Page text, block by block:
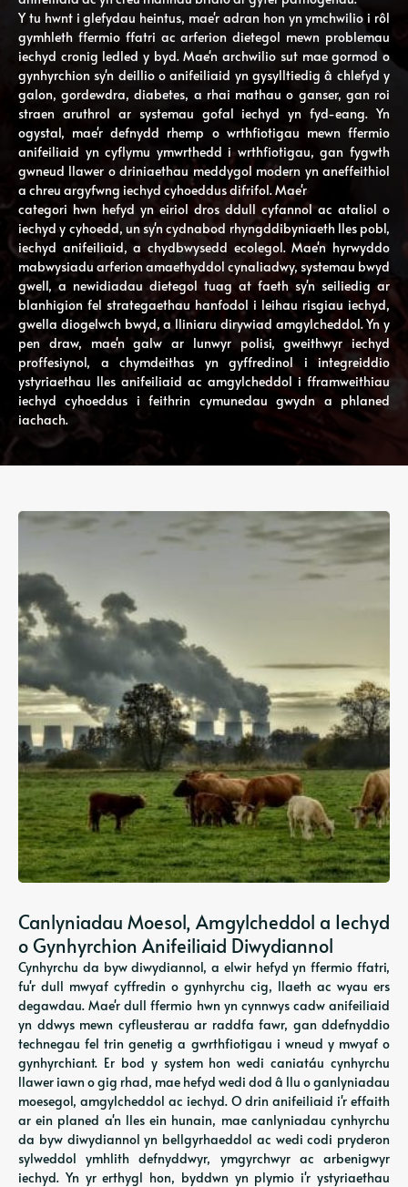
Y tu hwnt i glefydau heintus, mae'r adran hon yn ymchwilio i rôl
gymhleth ffermio ffatri ac arferion dietegol mewn problemau
iechyd cronig ledled y byd. Mae'n archwilio sut mae gormod o
gynhyrchion sy'n deillio o anifeiliaid yn gysylltiedig â chlefyd y
galon, gordewdra, diabetes, a rhai mathau o ganser, gan roi
straen aruthrol ar systemau gofal iechyd yn fyd-eang. Yn
ogystal, mae'r defnydd rhemp o wrthfiotigau mewn ffermio
anifeiliaid yn cyflymu ymwrthedd i wrthfiotigau, gan fygwth
gwneud llawer o driniaethau meddygol modern yn aneffeithiol
a chreu argyfwng iechyd cyhoeddus difrifol. Mae'r
categori hwn hefyd yn eiriol dros ddull cyfannol ac ataliol o
iechyd y cyhoedd, un sy'n cydnabod rhyngddibyniaeth lles pobl,
iechyd anifeiliaid, a chydbwysedd ecolegol. Mae'n hyrwyddo
mabwysiadu arferion amaethyddol cynaliadwy, systemau bwyd
gwell, a newidiadau dietegol tuag at faeth sy'n seiliedig ar
blanhigion fel strategaethau hanfodol i leihau risgiau iechyd,
gwella diogelwch bwyd, a lliniaru dirywiad amgylcheddol. Yn y
pen draw, mae'n galw ar lunwyr polisi, gweithwyr iechyd
proffesiynol, a chymdeithas yn gyffredinol i integreiddio
ystyriaethau lles anifeiliaid ac amgylcheddol i fframweithiau
iechyd cyhoeddus i feithrin cymunedau gwydn a phlaned
iachach.
Canlyniadau Moesol, Amgylcheddol a Iechyd
o Gynhyrchion Anifeiliaid Diwydiannol
Cynhyrchu da byw diwydiannol, a elwir hefyd yn ffermio ffatri,
fu'r dull mwyaf cyffredin o gynhyrchu cig, llaeth ac wyau ers
degawdau. Mae'r dull ffermio hwn yn cynnwys cadw anifeiliaid
yn ddwys mewn cyfleusterau ar raddfa fawr, gan ddefnyddio
technegau fel trin genetig a gwrthfiotigau i wneud y mwyaf o
gynhyrchiant. Er bod y system hon wedi caniatáu cynhyrchu
llawer iawn o gig rhad, mae hefyd wedi dod â llu o ganlyniadau
moesegol, amgylcheddol ac iechyd. O drin anifeiliaid i'r effaith
ar ein planed a'n lles ein hunain, mae canlyniadau cynhyrchu
da byw diwydiannol yn bellgyrhaeddol ac wedi codi pryderon
sylweddol ymhlith defnyddwyr, ymgyrchwyr ac arbenigwyr
iechyd. Yn yr erthygl hon, byddwn yn plymio i'r ystyriaethau